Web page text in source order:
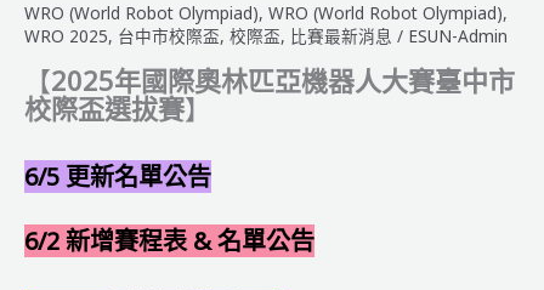
2025
年
意
機
器
人
WRO (World Robot Olympiad), WRO (World Robot Olympiad),
WRO 2025, 台中市校際盃, 校際盃, 比賽最新消息 / ESUN-Admin
【2025年國際奧林匹亞機器人大賽臺中市
校際盃選拔賽】
6/5 更新名單公告
6/2 新增賽程表 & 名單公告